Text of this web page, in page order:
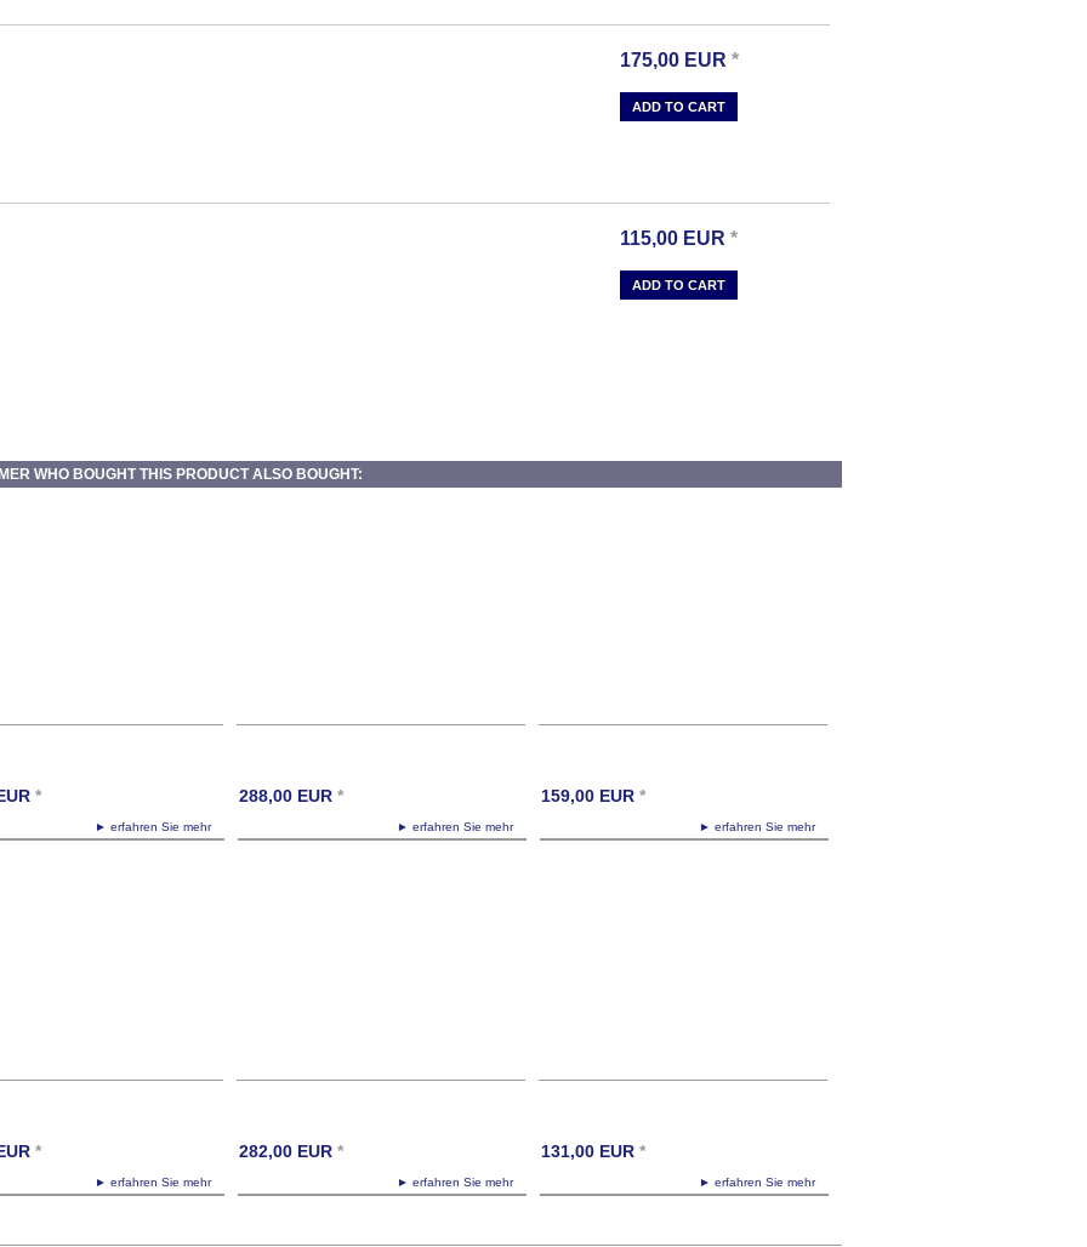
175,00 EUR *
ADD TO CART
115,00 EUR *
ADD TO CART
WHO BOUGHT THIS PRODUCT ALSO BOUGHT:
► erfahren Sie mehr
*
► erfahren Sie mehr
288,00 EUR *
► erfahren Sie mehr
159,00 EUR *
► erfahren Sie mehr
*
► erfahren Sie mehr
282,00 EUR *
► erfahren Sie mehr
131,00 EUR *